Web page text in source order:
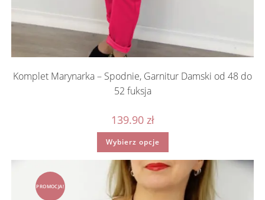
Komplet Marynarka – Spodnie, Garnitur Damski od 48 do
52 fuksja
139.90 zł
Wybierz opcje
Ten
ma
wiele
wariantów.
Opcje
można
wybrać
PROMOCJA!